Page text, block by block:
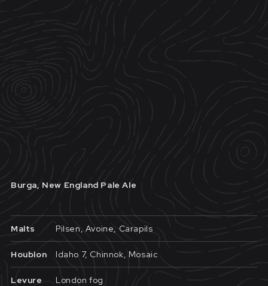
Burga, New England Pale Ale
Malts Pilsen, Avoine, Carapils
Houblon Idaho 7, Chinnok, Mosaic
Levure London fog